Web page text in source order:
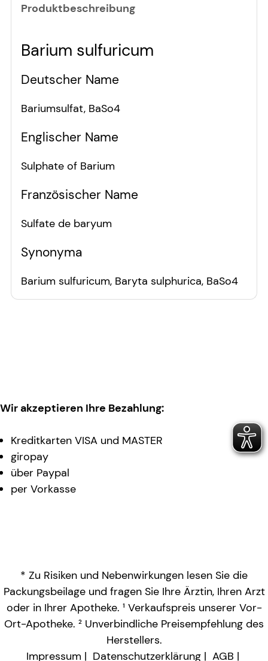
Produktbeschreibung
Barium sulfuricum
Deutscher Name
Bariumsulfat, BaSo4
Englischer Name
Sulphate of Barium
Französischer Name
Sulfate de baryum
Synonyma
Barium sulfuricum, Baryta sulphurica, BaSo4
Wir akzeptieren Ihre Bezahlung:
Kreditkarten VISA und MASTER
giropay
über Paypal
per Vorkasse
* Zu Risiken und Nebenwirkungen lesen Sie die
Packungsbeilage und fragen Sie Ihre Ärztin, Ihren Arzt
oder in Ihrer Apotheke. ¹ Verkaufspreis unserer Vor-
Ort-Apotheke. ² Unverbindliche Preisempfehlung des
Herstellers.
Impressum
Datenschutzerklärung AGB